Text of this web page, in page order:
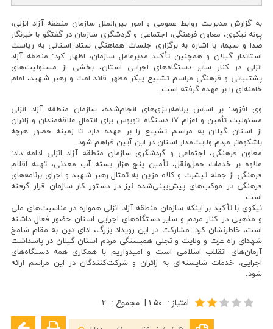
به گزارش مدیریت روابط عمومی و امور بین‌الملل سازمان منطقه آزاد انزلی،
پونه نیکوی، معاون فرهنگی، اجتماعی و گردشگری سازمان در گفتگو با خبرنگار
صدا و سیما، با اشاره به برگزاری جلسات هماهنگی ستاد استانی به ریاست
استاندار گیلان و همچنین تأکید مدیرعامل سازمان، اظهار کرد: منطقه آزاد
انزلی در کنار سایر دستگاه‌های اجرایی استان، بخشی از مسئولیت‌های
پشتیبانی و فرهنگی مراسم تشییع پیکر مطهر قائد امت و رهبر شهید، امام
خامنه‌ای را بر عهده گرفته است.
وی افزود: بر اساس برنامه‌ریزی‌های انجام‌شده، سازمان منطقه آزاد انزلی
مسئولیت تأمین و اعزام ۱۷ دستگاه اتوبوس برای انتقال علاقه‌مندان و زائران
از استان گیلان به مراسم تشییع را بر عهده دارد تا زمینه حضور هرچه
باشکوه‌تر مردم ولایت‌مدار استان در این آیین فراهم شود.
معاون فرهنگی، اجتماعی و گردشگری سازمان منطقه آزاد انزلی ادامه داد:
علاوه بر خدمات حمل‌ونقل، تأمین پنج هزار بسته آب معدنی، تهیه اقلام
فرهنگی از جمله تیشرت و کلاه مزین به تمثال رهبر شهید و اجرای برنامه‌های
فرهنگی در موکب‌های پیش‌بینی‌شده نیز در دستور کار سازمان قرار گرفته
است.
نیکوی با تأکید بر اینکه سازمان منطقه آزاد انزلی همواره در مناسبت‌های ملی
و مذهبی در کنار مردم و سایر دستگاه‌های اجرایی استان حضور فعال داشته
است، خاطرنشان کرد: مشارکت در این رویداد بزرگ، ادای دین به مقام شامخ
شهدای راه عزت و ولایت و تجلی همبستگی مردم استان گیلان در پاسداشت
آرمان‌های انقلاب اسلامی است و امیدواریم با همکاری همه دستگاه‌های
اجرایی، خدمات شایسته‌ای به زائران و شرکت‌کنندگان در این مراسم ارائه
شود.
امتیاز : ۱.۵۰ | مجموع : ۲